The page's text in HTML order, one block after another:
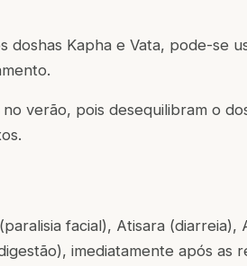
doshas Kapha e Vata, pode-se
verão, pois desequilibram o
facial), Atisara (diarreia),
imediatamente após as